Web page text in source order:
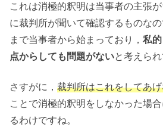
これは消極的釈明は当事者の主張
に裁判所が聞いて確認するものな
まで当事者から始まっており， 私
点からしても問題がないと考えら
さすがに， 裁判所はこれをしてあ
ことで消極的釈明をしなかった場
るわけですね。